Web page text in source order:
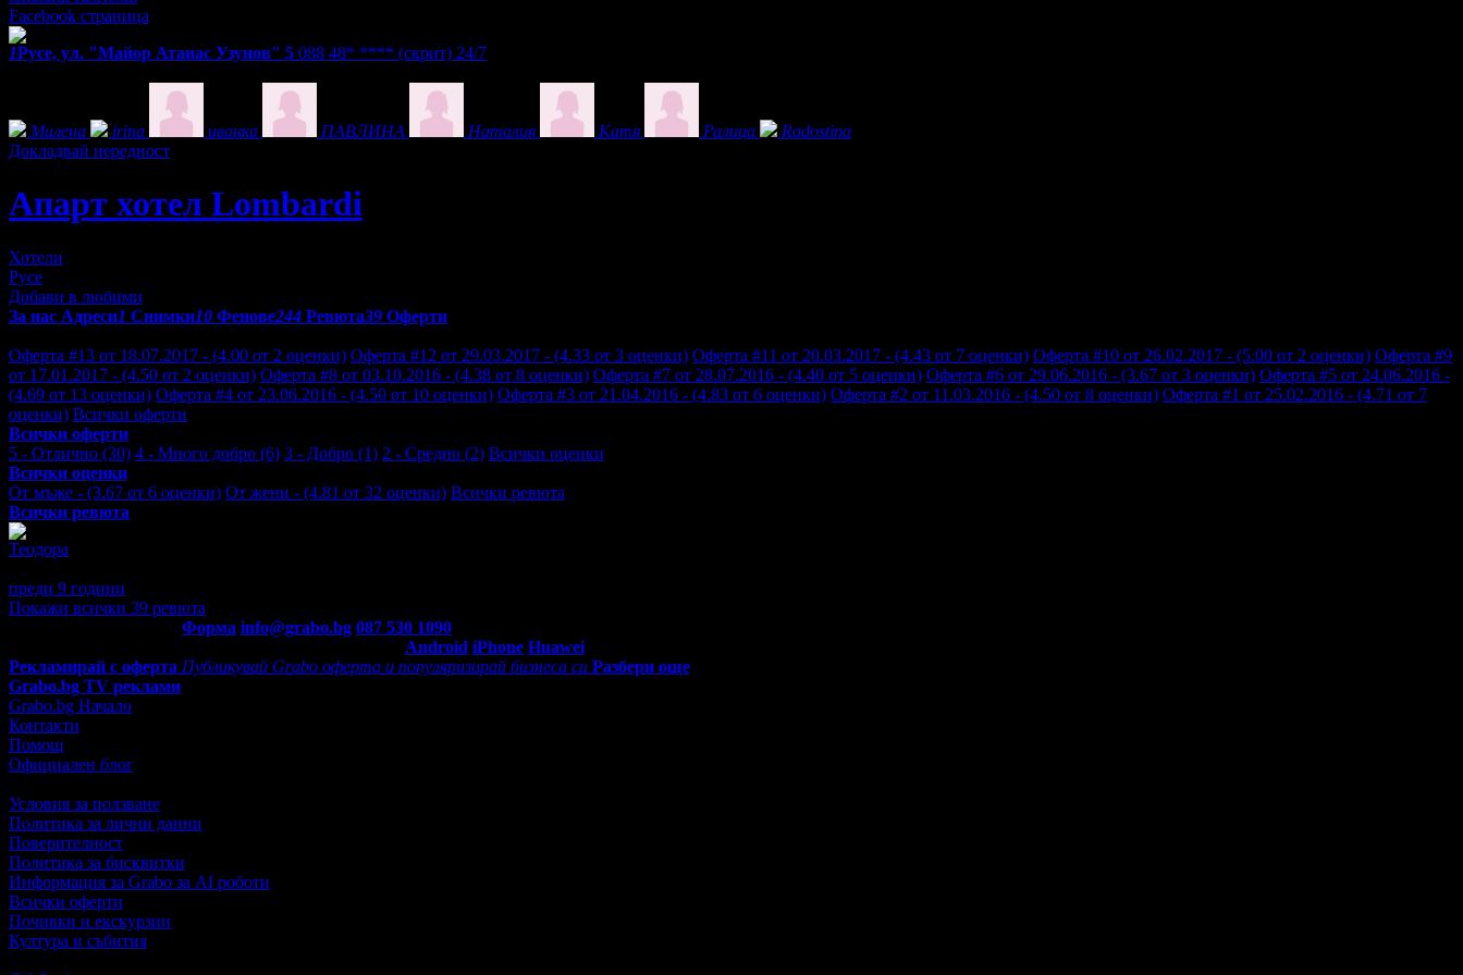
Facebook страница
1Русе, ул. "Майор Атанас Узунов" 5 088 48* **** (скрит) 24/7
Милена irina иванка ПАВЛИНА Наталия Катя Ралица
Radostina
Докладвай нередност
Апарт хотел Lombardi
Хотели
Русе
Добави в любими
За нас Адреси1 Снимки10 Фенове244 Ревюта39 Оферти
Оферта #13 от 18.07.2017 - (4.00 от 2 оценки) Оферта #12 от 29.03.2017 - (4.33 от 3 оценки) Оферта #11 от 20.03.2017 - (4.43 от 7 оценки) Оферта #10 от 26.02.2017 - (5.00 от 2 оценки) Оферта #9
от 17.01.2017 - (4.50 от 2 оценки) Оферта #8 от 03.10.2016 - (4.38 от 8 оценки) Оферта #7 от 28.07.2016 - (4.40 от 5 оценки) Оферта #6 от 29.06.2016 - (3.67 от 3 оценки) Оферта #5 от 24.06.2016 -
(4.69 от 13 оценки) Оферта #4 от 23.06.2016 - (4.50 от 10 оценки) Оферта #3 от 21.04.2016 - (4.83 от 6 оценки) Оферта #2 от 11.03.2016 - (4.50 от 8 оценки) Оферта #1 от 25.02.2016 - (4.71 от 7
оценки) Всички оферти
Всички оферти
5 - Отлично (30) 4 - Много добро (6) 3 - Добро (1) 2 - Средно (2) Всички оценки
Всички оценки
От мъже - (3.67 от 6 оценки) От жени - (4.81 от 32 оценки) Всички ревюта
Всички ревюта
Теодора
преди 9 години
Покажи всички 39 ревюта
Форма info@grabo.bg 087 530 1090
Android iPhone Huawei
Рекламирай с оферта Публикувай Grabo оферта и популяризирай бизнеса си Разбери още
Grabo.bg TV реклами
Grabo.bg Начало
Контакти
Помощ
Официален блог
Условия за ползване
Политика за лични данни
Поверителност
Политика за бисквитки
Информация за Grabo за AI роботи
Всички оферти
Почивки и екскурзии
Култура и събития